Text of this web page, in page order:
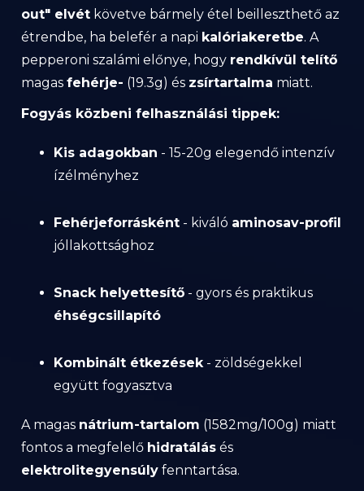
out" elvét követve bármely étel beilleszthető az
étrendbe, ha belefér a napi kalóriakeretbe. A
pepperoni szalámi előnye, hogy rendkívül telítő
magas fehérje- (19.3g) és zsírtartalma miatt.
Fogyás közbeni felhasználási tippek:
Kis adagokban - 15-20g elegendő intenzív
ízélményhez
Fehérjeforrásként - kiváló aminosav-profil
jóllakottsághoz
Snack helyettesítő - gyors és praktikus
éhségcsillapító
Kombinált étkezések - zöldségekkel
együtt fogyasztva
A magas nátrium-tartalom (1582mg/100g) miatt
fontos a megfelelő hidratálás és
elektrolitegyensúly fenntartása.